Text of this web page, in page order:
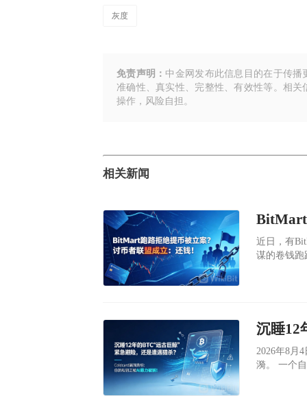
灰度
免责声明： 中金网发布此信息目的在于传
准确性、真实性、完整性、有效性等。相
操作，风险自担。
相关新闻
近日，有
谋的卷钱跑
​2026年8月
漪。 一个自2013年起便如死寂般的比特币地址：18TExP，突然动了起